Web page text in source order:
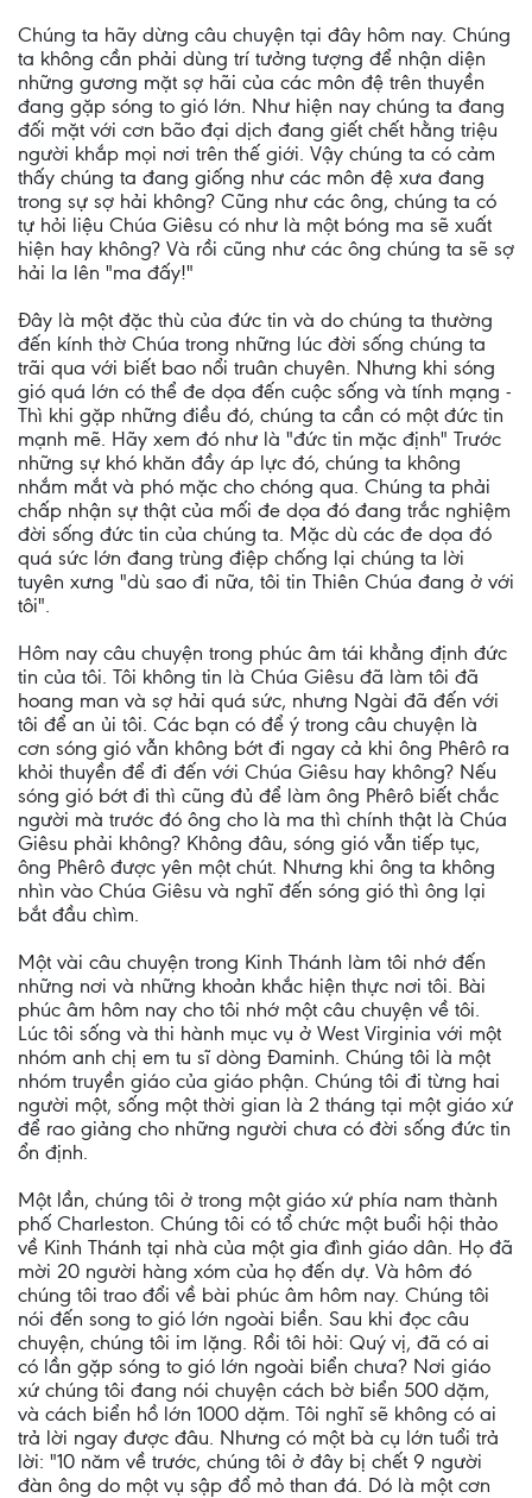
Chúng ta hãy dừng câu chuyện tại đây hôm nay. Chúng
ta không cần phải dùng trí tưởng tượng để nhận diện
những gương mặt sợ hãi của các môn đệ trên thuyền
đang gặp sóng to gió lớn. Như hiện nay chúng ta đang
đối mặt với cơn bão đại dịch đang giết chết hằng triệu
người khắp mọi nơi trên thế giới. Vậy chúng ta có cảm
thấy chúng ta đang giống như các môn đệ xưa đang
trong sự sợ hải không? Cũng như các ông, chúng ta có
tự hỏi liệu Chúa Giêsu có như là một bóng ma sẽ xuất
hiện hay không? Và rồi cũng như các ông chúng ta sẽ sợ
hải la lên "ma đấy!"
Đây là một đặc thù của đức tin và do chúng ta thường
đến kính thờ Chúa trong những lúc đời sống chúng ta
trãi qua với biết bao nổi truân chuyên. Nhưng khi sóng
gió quá lớn có thể đe dọa đến cuộc sống và tính mạng -
Thì khi gặp những điều đó, chúng ta cần có một đức tin
mạnh mẽ. Hãy xem đó như là "đức tin mặc định" Trước
những sự khó khăn đầy áp lực đó, chúng ta không
nhắm mắt và phó mặc cho chóng qua. Chúng ta phải
chấp nhận sự thật của mối đe dọa đó đang trắc nghiệm
đời sống đức tin của chúng ta. Mặc dù các đe dọa đó
quá sức lớn đang trùng điệp chống lại chúng ta lời
tuyên xưng "dù sao đi nữa, tôi tin Thiên Chúa đang ở với
tôi".
Hôm nay câu chuyện trong phúc âm tái khẳng định đức
tin của tôi. Tôi không tin là Chúa Giêsu đã làm tôi đã
hoang man và sợ hải quá sức, nhưng Ngài đã đến với
tôi để an ủi tôi. Các bạn có để ý trong câu chuyện là
cơn sóng gió vẫn không bớt đi ngay cả khi ông Phêrô ra
khỏi thuyền để đi đến với Chúa Giêsu hay không? Nếu
sóng gió bớt đi thì cũng đủ để làm ông Phêrô biết chắc
người mà trước đó ông cho là ma thì chính thật là Chúa
Giêsu phải không? Không đâu, sóng gió vẫn tiếp tục,
ông Phêrô được yên một chút. Nhưng khi ông ta không
nhìn vào Chúa Giêsu và nghĩ đến sóng gió thì ông lại
bắt đầu chìm.
Một vài câu chuyện trong Kinh Thánh làm tôi nhớ đến
những nơi và những khoản khắc hiện thực nơi tôi. Bài
phúc âm hôm nay cho tôi nhớ một câu chuyện về tôi.
Lúc tôi sống và thi hành mục vụ ở West Virginia với một
nhóm anh chị em tu sĩ dòng Đaminh. Chúng tôi là một
nhóm truyền giáo của giáo phận. Chúng tôi đi từng hai
người một, sống một thời gian là 2 tháng tại một giáo xứ
để rao giảng cho những người chưa có đời sống đức tin
ổn định.
Một lần, chúng tôi ở trong một giáo xứ phía nam thành
phố Charleston. Chúng tôi có tổ chức một buổi hội thảo
về Kinh Thánh tại nhà của một gia đình giáo dân. Họ đã
mời 20 người hàng xóm của họ đến dự. Và hôm đó
chúng tôi trao đổi về bài phúc âm hôm nay. Chúng tôi
nói đến song to gió lớn ngoài biền. Sau khi đọc câu
chuyện, chúng tôi im lặng. Rồi tôi hỏi: Quý vị, đã có ai
có lần gặp sóng to gió lớn ngoài biển chưa? Nơi giáo
xứ chúng tôi đang nói chuyện cách bờ biển 500 dặm,
và cách biển hồ lớn 1000 dặm. Tôi nghĩ sẽ không có ai
trả lời ngay được đâu. Nhưng có một bà cụ lớn tuổi trả
lời: "10 năm về trước, chúng tôi ở đây bị chết 9 người
đàn ông do một vụ sập đổ mỏ than đá. Dó là một cơn